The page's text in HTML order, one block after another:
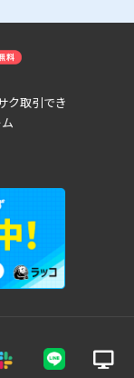
ク取引でき